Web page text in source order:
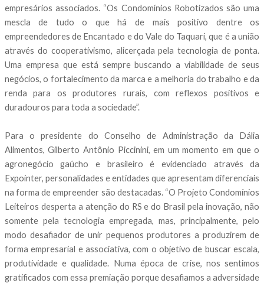
empresários associados. “Os Condomínios Robotizados são uma
mescla de tudo o que há de mais positivo dentre os
empreendedores de Encantado e do Vale do Taquari, que é a união
através do cooperativismo, alicerçada pela tecnologia de ponta.
Uma empresa que está sempre buscando a viabilidade de seus
negócios, o fortalecimento da marca e a melhoria do trabalho e da
renda para os produtores rurais, com reflexos positivos e
duradouros para toda a sociedade”.
Para o presidente do Conselho de Administração da Dália
Alimentos, Gilberto Antônio Piccinini, em um momento em que o
agronegócio gaúcho e brasileiro é evidenciado através da
Expointer, personalidades e entidades que apresentam diferenciais
na forma de empreender são destacadas. “O Projeto Condomínios
Leiteiros desperta a atenção do RS e do Brasil pela inovação, não
somente pela tecnologia empregada, mas, principalmente, pelo
modo desafiador de unir pequenos produtores a produzirem de
forma empresarial e associativa, com o objetivo de buscar escala,
produtividade e qualidade. Numa época de crise, nos sentimos
gratificados com essa premiação porque desafiamos a adversidade